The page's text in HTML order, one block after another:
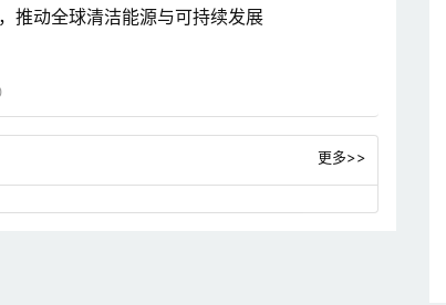
推动全球清洁能源与可持续发展
更多>>